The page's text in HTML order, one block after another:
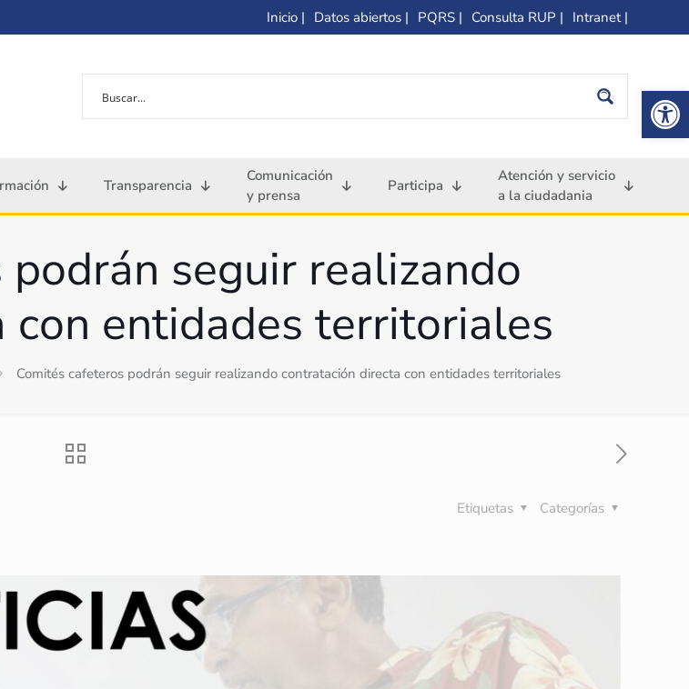
Inicio | Datos abiertos | PQRS | Consulta RUP | Intranet |
Transparencia
Comunicación
y prensa
Participa
Atención y servicio
a la ciudadania
seguir realizando
entidades territoriales
Comités cafeteros podrán seguir realizando contratación directa con entidades territoriales
Categorías
Etiquetas